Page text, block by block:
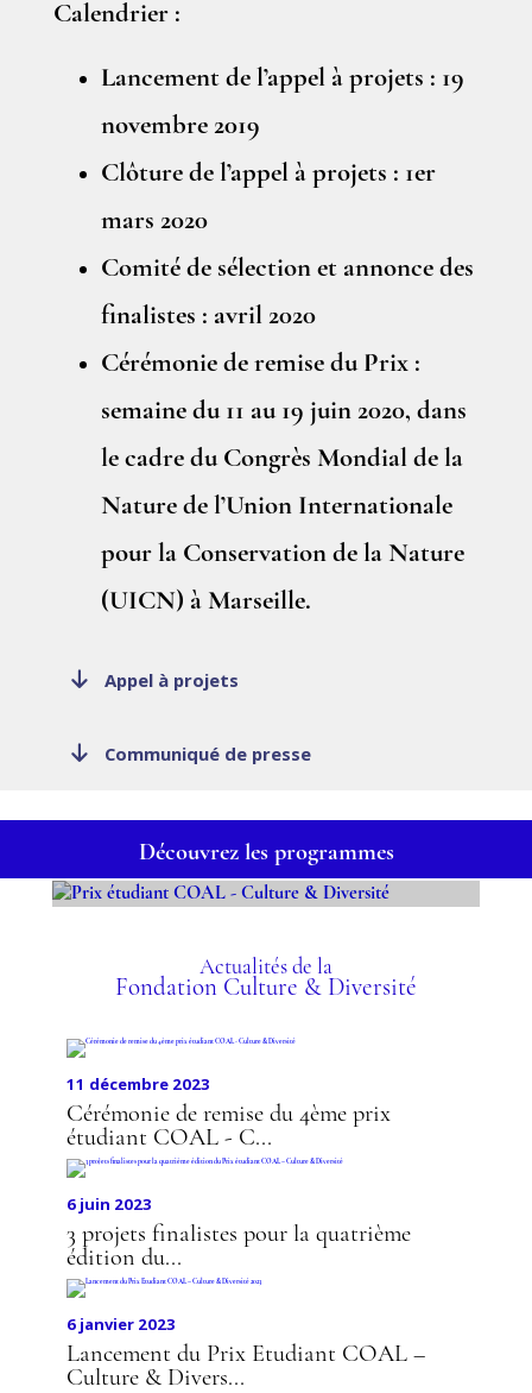
Calendrier :
Lancement de l’appel à projets : 19
novembre 2019
Clôture de l’appel à projets : 1er
mars 2020
Comité de sélection et annonce des
finalistes : avril 2020
Cérémonie de remise du Prix :
semaine du 11 au 19 juin 2020, dans
le cadre du Congrès Mondial de la
Nature de l’Union Internationale
pour la Conservation de la Nature
(UICN) à Marseille.
Appel à projets
Communiqué de presse
Découvrez les programmes
PRIX ÉTUDIANT COAL -
CULTURE & DIVERSITÉ
Actualités de la
Fondation Culture & Diversité
11 décembre 2023
Cérémonie de remise du 4ème prix
étudiant COAL - C...
6 juin 2023
3 projets finalistes pour la quatrième
édition du...
6 janvier 2023
Lancement du Prix Etudiant COAL –
Culture & Divers...